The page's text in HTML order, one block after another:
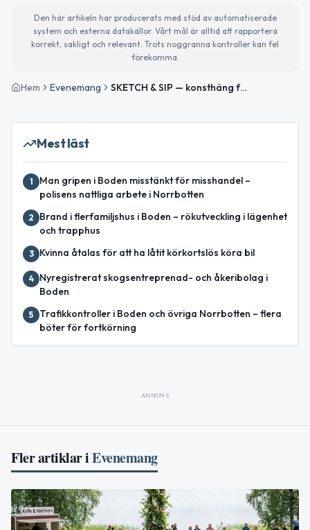
Den här artikeln har producerats med stöd av automatiserade
system och externa datakällor. Vårt mål är alltid att rapportera
korrekt, sakligt och relevant. Trots noggranna kontroller kan fel
förekomma.
Hem Evenemang SKETCH & SIP — konsthäng för vuxna
Mest läst
1
Man gripen i Boden misstänkt för misshandel –
polisens nattliga arbete i Norrbotten
2
Brand i flerfamiljshus i Boden – rökutveckling i lägenhet
och trapphus
3 Kvinna åtalas för att ha låtit körkortslös köra bil
4
Nyregistrerat skogsentreprenad- och åkeribolag i
Boden
5
Trafikkontroller i Boden och övriga Norrbotten – flera
böter för fortkörning
ANNONS
Fler artiklar iEvenemang